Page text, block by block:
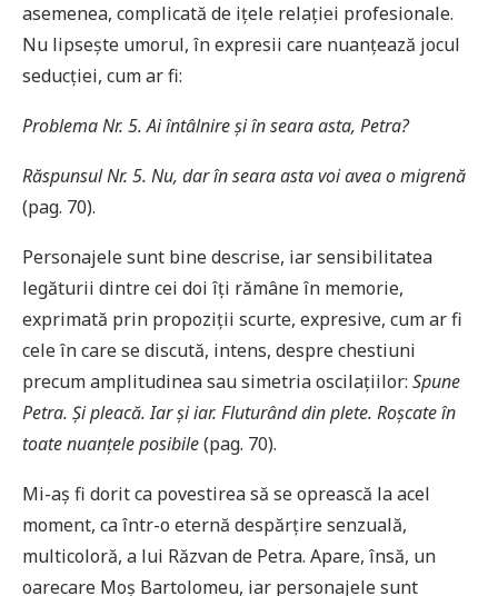
asemenea, complicată de ițele relației profesionale.
Nu lipsește umorul, în expresii care nuanțează jocul
seducției, cum ar fi:
Problema Nr. 5. Ai întâlnire și în seara asta, Petra?
Răspunsul Nr. 5. Nu, dar în seara asta voi avea o migrenă
(pag. 70).
Personajele sunt bine descrise, iar sensibilitatea
legăturii dintre cei doi îți rămâne în memorie,
exprimată prin propoziții scurte, expresive, cum ar fi
cele în care se discută, intens, despre chestiuni
precum amplitudinea sau simetria oscilațiilor: Spune
Petra. Și pleacă. Iar și iar. Fluturând din plete. Roșcate în
toate nuanțele posibile(pag. 70).
Mi-aș fi dorit ca povestirea să se oprească la acel
moment, ca într-o eternă despărțire senzuală,
multicoloră, a lui Răzvan de Petra. Apare, însă, un
oarecare Moș Bartolomeu, iar personajele sunt